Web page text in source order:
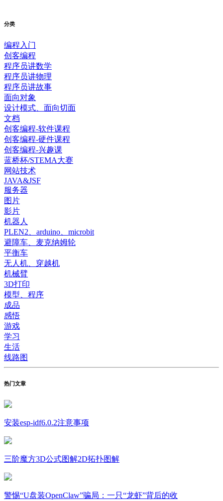
分类
编程入门
创客编程
程序员讲数学
程序员讲物理
程序员讲故事
面向对象
设计模式、面向切面
文档
创客编程-软件课程
创客编程-硬件课程
创客编程-兴趣课
蓝桥杯/STEMA大赛
网站技术
JAVA&JSF
服务器
图片
影片
机器人
PLEN2、arduino、microbit
避障车、麦克纳姆轮
平衡车
无人机、穿越机
机械臂
3D打印
模型、程序
成品
感悟
游戏
学习
生活
线路图
热门文章
安装esp-idf6.0.2注意事项
三阶魔方3D公式图解2D拓扑图解
警惕“U盘装OpenClaw”骗局：一只“龙虾”背后的收